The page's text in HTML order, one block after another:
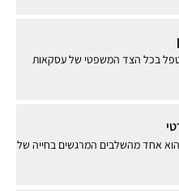
בכל הצד המשפטי של עסקאות
הוא אחד מהשלבים המרגשים בחייה של